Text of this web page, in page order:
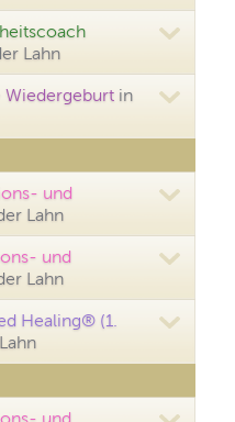
Lahn
Wiedergeburt in
und
Lahn
und
Lahn
Healing® (1.
und